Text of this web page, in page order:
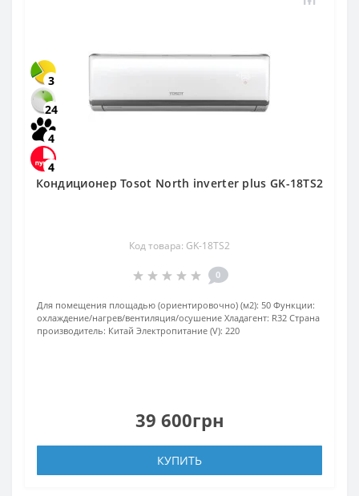
3
24
4
4
Кондиционер Tosot North inverter plus GK-18TS2
Код товара: GK-18TS2
0
Для помещения площадью (ориентировочно) (м2): 50 Функции:
охлаждение/нагрев/вентиляция/осушение Хладагент: R32 Страна
производитель: Китай Электропитание (V): 220
39 600грн
КУПИТЬ